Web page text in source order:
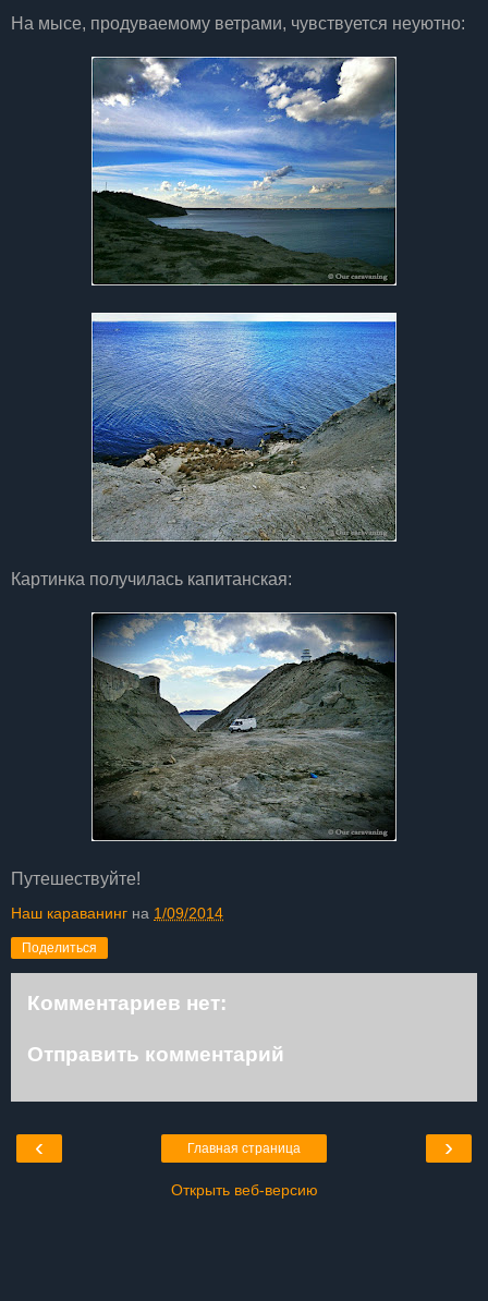
На мысе, продуваемому ветрами, чувствуется неуютно:
Картинка получилась капитанская:
Путешествуйте!
Наш караванинг на 1/09/2014
Поделиться
Комментариев нет:
Отправить комментарий
‹ ›
Главная страница
Открыть веб-версию